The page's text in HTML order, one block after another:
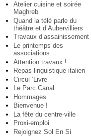
Atelier cuisine et soirée
Maghreb
Quand la télé parle du
théâtre et d’Aubervilliers
Travaux d’assainissement
Le printemps des
associations
Attention travaux !
Repas linguistique italien
Circul ’Livre
Le Parc Canal
Hommages
Bienvenue !
La fête du centre-ville
Proxi-emploi
Rejoignez Sol En Si